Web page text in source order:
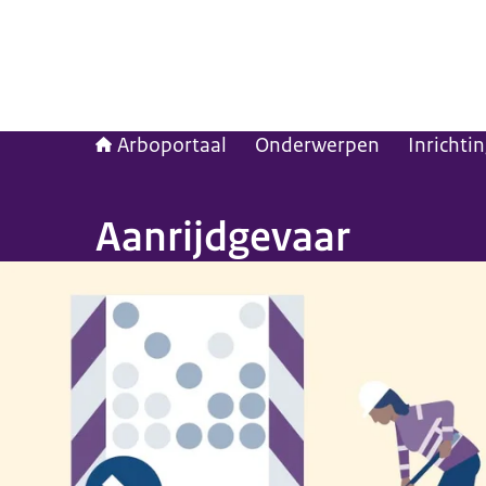
Arboportaal Onderwerpen
Aanrijdgevaar